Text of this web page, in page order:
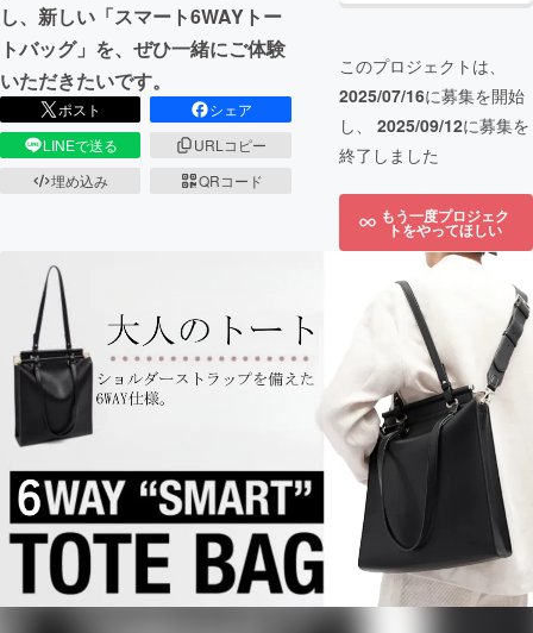
し、新しい「スマート6WAYトー
トバッグ」を、ぜひ一緒にご体験
いただきたいです。
ポスト
シェア
LINEで送る
URLコピー
埋め込み
QRコード
このプロジェクトは、
2025/07/16に募集を開始
し、 2025/09/12に募集を
終了しました
もう一度プロジェク
トをやってほしい